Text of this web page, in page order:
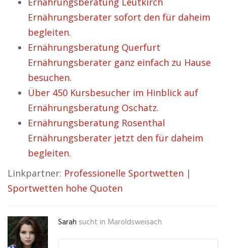
Ernährungsberater sofort den für daheim
begleiten.
Ernährungsberatung Querfurt
Ernährungsberater ganz einfach zu Hause
besuchen.
Über 450 Kursbesucher im Hinblick auf
Ernährungsberatung Oschatz.
Ernährungsberatung Rosenthal
Ernährungsberater jetzt den für daheim
begleiten.
Linkpartner: Professionelle Sportwetten |
Sportwetten hohe Quoten
Sarah sucht in Maroldsweisach